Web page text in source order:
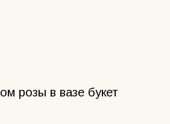
розы в вазе букет